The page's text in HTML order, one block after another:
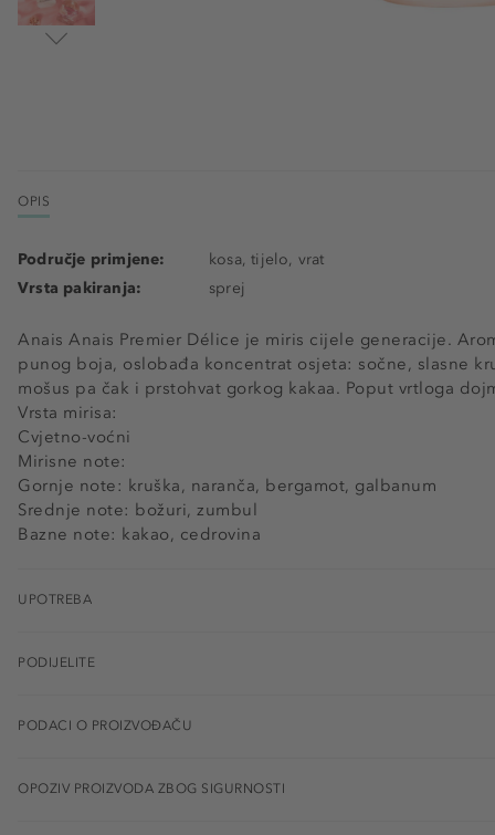
OPIS
Anais Anais Premier Délice je miris cijele generacije.
punog boja, oslobađa koncentrat osjeta: sočne, slasne
mošus pa čak i prstohvat gorkog kakaa. Poput vrtloga
Vrsta mirisa:
Cvjetno-voćni
Mirisne note:
Gornje note: kruška, naranča, bergamot, galbanum
Srednje note: božuri, zumbul
Bazne note: kakao, cedrovina
Područje primjene:
kosa, tijelo, vrat
Vrsta pakiranja:
sprej
UPOTREBA
PODIJELITE
PODACI O PROIZVOĐAČU
OPOZIV PROIZVODA ZBOG SIGURNOSTI